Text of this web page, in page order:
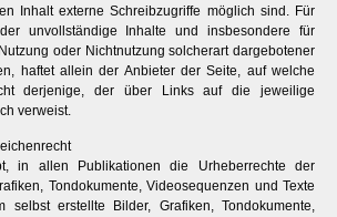
Inhalt externe Schreibzugriffe möglich sind. Für
unvollständige Inhalte und insbesondere für
oder Nichtnutzung solcherart dargebotener
haftet allein der Anbieter der Seite, auf welche
derjenige, der über Links auf die jeweilige
verweist.
in allen Publikationen die Urheberrechte der
Tondokumente, Videosequenzen und Texte
selbst erstellte Bilder, Grafiken, Tondokumente,